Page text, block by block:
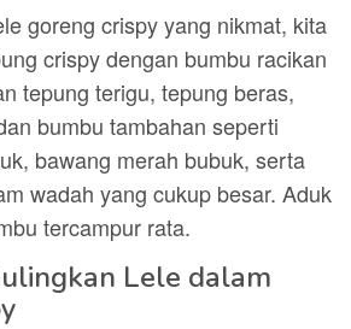
goreng crispy yang nikmat, kita
crispy dengan bumbu racikan
tepung terigu, tepung beras,
bumbu tambahan seperti
bawang merah bubuk, serta
wadah yang cukup besar. Aduk
tercampur rata.
Lele dalam